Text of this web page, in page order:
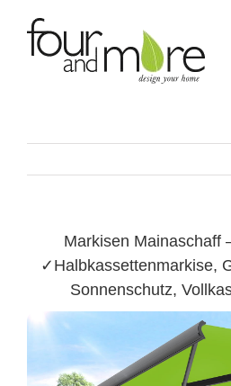
content
Markisen Mainaschaff
✓Halbkassettenmarkise,
Sonnenschutz,